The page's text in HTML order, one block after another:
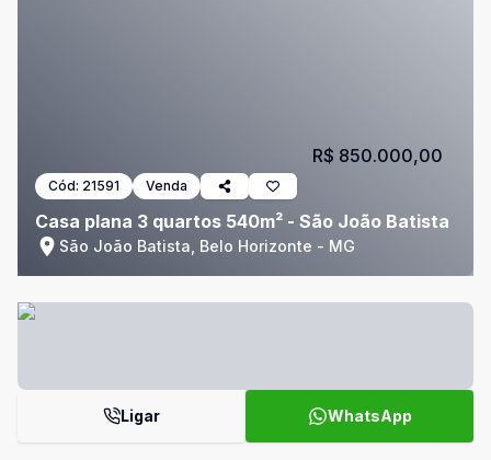
Cód: 21591 Venda
Casa plana 3 quartos 540m² - São João Batista
São João Batista, Belo Horizonte - MG
R$ 850.000,00
Ligar WhatsApp